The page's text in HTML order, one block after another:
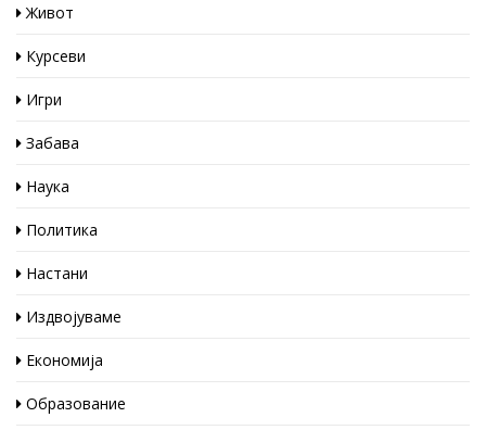
Живот
Курсеви
Игри
Забава
Наука
Политика
Настани
Издвојуваме
Економија
Образование